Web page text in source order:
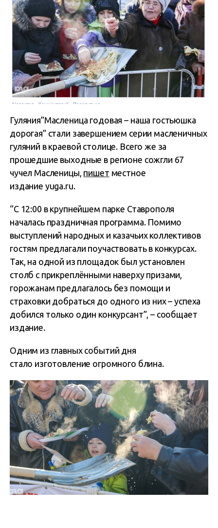
Гуляния”Масленица годовая – наша гостьюшка
дорогая” стали завершением серии масленичных
гуляний в краевой столице. Всего же за
прошедшие выходные в регионе сожгли 67
чучел Масленицы, пишет местное
издание yuga.ru.
“С 12:00 в крупнейшем парке Ставрополя
началась праздничная программа. Помимо
выступлений народных и казачьих коллективов
гостям предлагали поучаствовать в конкурсах.
Так, на одной из площадок был установлен
столб с прикреплёнными наверху призами,
горожанам предлагалось без помощи и
страховки добраться до одного из них – успеха
добился только один конкурсант”, – сообщает
издание.
Одним из главных событий дня
стало изготовление огромного блина.